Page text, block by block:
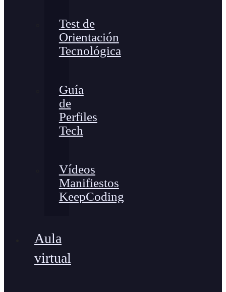
Test de
Orientación
Tecnológica
Guía
de
Perfiles
Tech
Vídeos
Manifiestos
KeepCoding
Aula
virtual